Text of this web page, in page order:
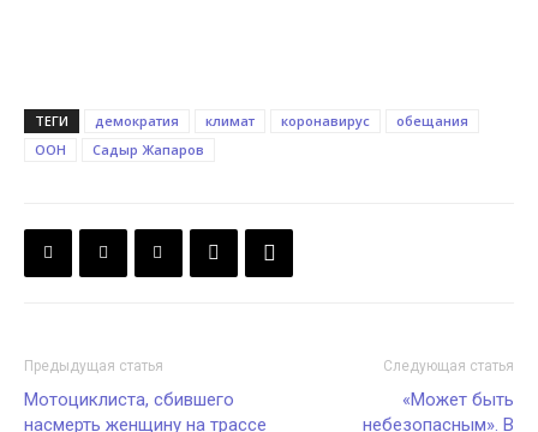
ТЕГИ демократия климат коронавирус
обещания
ООН
Садыр Жапаров
Предыдущая статья
Мотоциклиста, сбившего
насмерть женщину на трассе
Следующая статья
«Может быть
небезопасным». В